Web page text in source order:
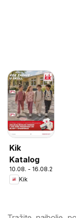
Kik
Katalog
10.08. - 16.08.2026
Kik